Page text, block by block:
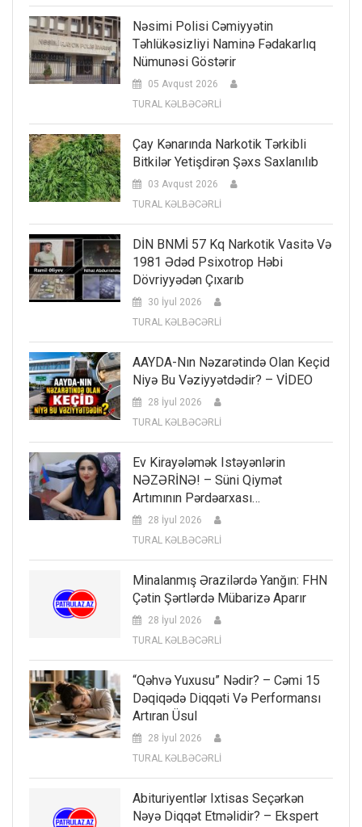
Nəsimi Polisi Cəmiyyətin
Təhlükəsizliyi Naminə Fədakarlıq
Nümunəsi Göstərir
05 Avqust 2026
TURAL KƏLBƏCƏRLİ
Çay Kənarında Narkotik Tərkibli
Bitkilər Yetişdirən Şəxs Saxlanılıb
03 Avqust 2026
TURAL KƏLBƏCƏRLİ
DİN BNMİ 57 Kq Narkotik Vasitə Və
1981 Ədəd Psixotrop Həbi
Dövriyyədən Çıxarıb
30 İyul 2026
TURAL KƏLBƏCƏRLİ
AAYDA-Nın Nəzarətində Olan Keçid
Niyə Bu Vəziyyətdədir? – VİDEO
28 İyul 2026
TURAL KƏLBƏCƏRLİ
Ev Kirayələmək Istəyənlərin
NƏZƏRİNƏ! – Süni Qiymət
Artımının Pərdəarxası…
28 İyul 2026
TURAL KƏLBƏCƏRLİ
Minalanmış Ərazilərdə Yanğın: FHN
Çətin Şərtlərdə Mübarizə Aparır
28 İyul 2026
TURAL KƏLBƏCƏRLİ
“Qəhvə Yuxusu” Nədir? – Cəmi 15
Dəqiqədə Diqqəti Və Performansı
Artıran Üsul
28 İyul 2026
TURAL KƏLBƏCƏRLİ
Abituriyentlər Ixtisas Seçərkən
Nəyə Diqqət Etməlidir? – Ekspert